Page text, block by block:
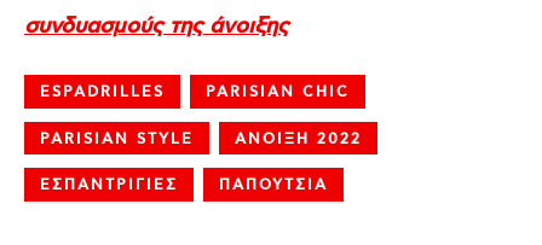
συνδυασμούς της άνοιξης
ESPADRILLES PARISIAN CHIC
PARISIAN STYLE ΑΝΟΙΞΗ 2022
ΕΣΠΑΝΤΡΙΓΙΕΣ ΠΑΠΟΥΤΣΙΑ